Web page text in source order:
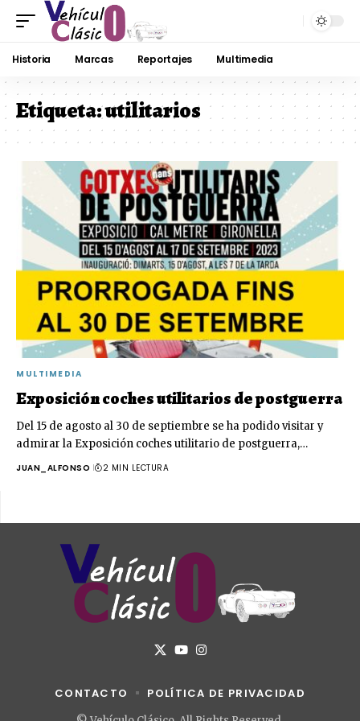
Historia Marcas Reportajes Multimedia
Etiqueta:utilitarios
MULTIMEDIA
Exposición coches utilitarios de postguerra
Del 15 de agosto al 30 de septiembre se ha podido visitar y
admirar la Exposición coches utilitario de postguerra,…
JUAN_ALFONSO 2 MIN LECTURA
CONTACTO POLÍTICA DE PRIVACIDAD